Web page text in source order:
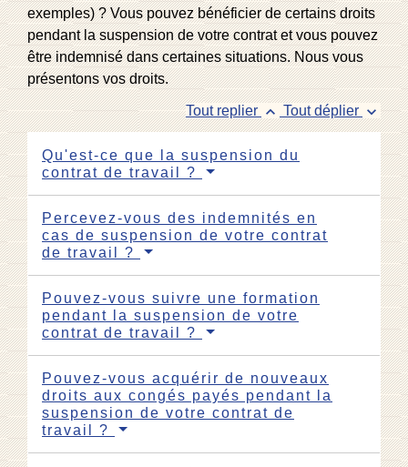
exemples) ? Vous pouvez bénéficier de certains droits
pendant la suspension de votre contrat et vous pouvez
être indemnisé dans certaines situations. Nous vous
présentons vos droits.
Tout replier keyboard_arrow_up Tout déplier keyboard_arrow_down
Qu'est-ce que la suspension du
contrat de travail ?
Percevez-vous des indemnités en
cas de suspension de votre contrat
de travail ?
Pouvez-vous suivre une formation
pendant la suspension de votre
contrat de travail ?
Pouvez-vous acquérir de nouveaux
droits aux congés payés pendant la
suspension de votre contrat de
travail ?